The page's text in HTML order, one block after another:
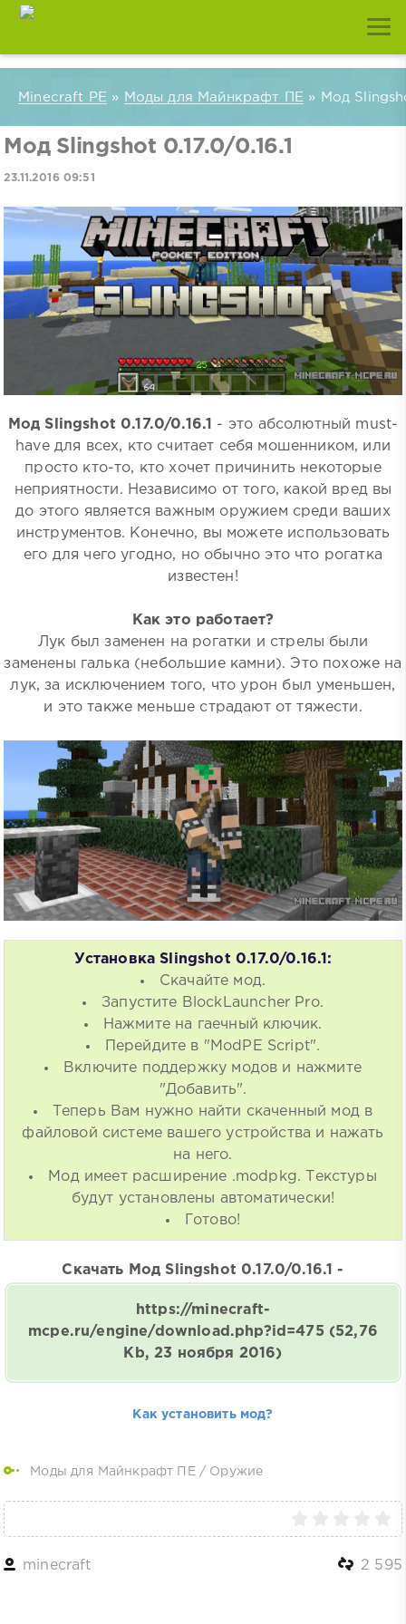
Minecraft PE » Моды для Майнкрафт ПЕ » Мод
Мод Slingshot 0.17.0/0.16.1
23.11.2016 09:51
Мод Slingshot 0.17.0/0.16.1
- это абсолютный must-
have для всех, кто считает себя мошенником, или
просто кто-то, кто хочет причинить некоторые
неприятности. Независимо от того, какой вред вы
до этого является важным оружием среди ваших
инструментов. Конечно, вы можете использовать
его для чего угодно, но обычно это что рогатка
известен!
Как это работает?
Лук был заменен на рогатки и стрелы были
заменены галька (небольшие камни). Это похоже на
лук, за исключением того, что урон был уменьшен,
и это также меньше страдают от тяжести.
Установка Slingshot 0.17.0/0.16.1:
Скачайте мод.
Запустите BlockLauncher Pro.
Нажмите на гаечный ключик.
Перейдите в "ModPE Script".
Включите поддержку модов и нажмите
"Добавить".
Теперь Вам нужно найти скаченный мод в
файловой системе вашего устройства и нажать
на него.
Мод имеет расширение .modpkg. Текстуры
будут установлены автоматически!
Готово!
Скачать Мод Slingshot 0.17.0/0.16.1 -
https://minecraft-
mcpe.ru/engine/download.php?id=475 (52,76
Kb, 23 ноября 2016)
Как установить мод?
Моды для Майнкрафт ПЕ / Оружие
minecraft 2 595